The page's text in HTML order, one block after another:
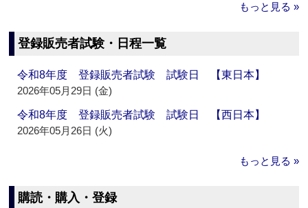
もっと見る »
登録販売者試験・日程一覧
令和8年度 登録販売者試験 試験日 【東日本】
2026年05月29日 (金)
令和8年度 登録販売者試験 試験日 【西日本】
2026年05月26日 (火)
もっと見る »
購読・購入・登録